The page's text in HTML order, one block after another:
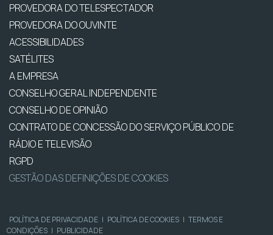
PROVEDORA DO TELESPECTADOR
PROVEDORA DO OUVINTE
ACESSIBILIDADES
SATÉLITES
A EMPRESA
CONSELHO GERAL INDEPENDENTE
CONSELHO DE OPINIÃO
CONTRATO DE CONCESSÃO DO SERVIÇO PÚBLICO DE
RÁDIO E TELEVISÃO
RGPD
GESTÃO DAS DEFINIÇÕES DE COOKIES
POLÍTICA DE PRIVACIDADE | POLÍTICA DE COOKIES | TERMOS E
CONDIÇÕES | PUBLICIDADE